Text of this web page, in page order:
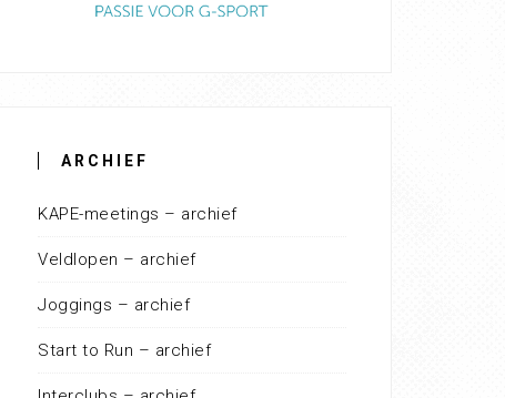
ARCHIEF
KAPE-meetings – archief
Veldlopen – archief
Joggings – archief
Start to Run – archief